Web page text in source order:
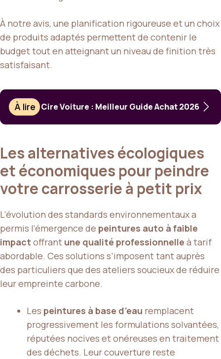
À notre avis, une planification rigoureuse et un choix
de produits adaptés permettent de contenir le
budget tout en atteignant un niveau de finition très
satisfaisant.
À lire Cire Voiture : Meilleur Guide Achat 2026
Les alternatives écologiques
et économiques pour peindre
votre carrosserie à petit prix
L’évolution des standards environnementaux a
permis l’émergence de peintures auto à faible
impact offrant une qualité professionnelle à tarif
abordable. Ces solutions s’imposent tant auprès
des particuliers que des ateliers soucieux de réduire
leur empreinte carbone.
Les peintures à base d’eau remplacent
progressivement les formulations solvantées,
réputées nocives et onéreuses en traitement
des déchets. Leur couverture reste